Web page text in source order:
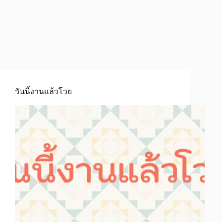
วันนี้งานแล้วโวย